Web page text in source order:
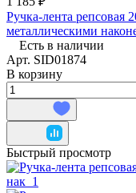
Ручка-лента репсовая
металлическими
Есть в наличии
Арт. SID01874
В корзину
Быстрый просмотр